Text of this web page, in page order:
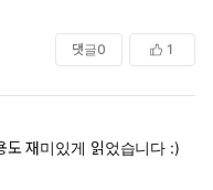
댓글0 1
도 재미있게 읽었습니다 :)